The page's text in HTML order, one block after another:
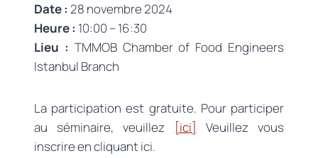
Date : 28 novembre 2024
Heure : 10:00 – 16:30
Lieu : TMMOB Chamber of Food Engineers
Istanbul Branch
La participation est gratuite. Pour participer
au séminaire, veuillez
[ici]
Veuillez vous
inscrire en cliquant ici.